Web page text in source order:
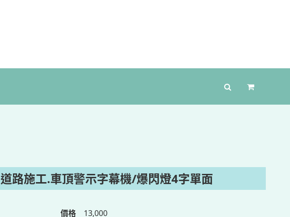
道路施工.車頂警示字幕機/爆閃燈4字單面
價格 13,000